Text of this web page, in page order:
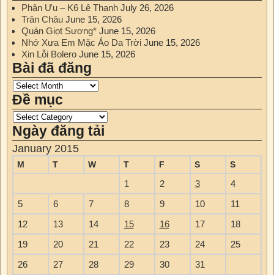
Phân Ưu – K6 Lê Thanh July 26, 2026
Trân Châu June 15, 2026
Quán Giọt Sương* June 15, 2026
Nhớ Xưa Em Mặc Áo Da Trời June 15, 2026
Xin Lỗi Bolero June 15, 2026
Bài đã đăng
Đề mục
Ngày đăng tải
January 2015
M T W T F S S
1 2 3
4
5
6 7 8 9 10
11
12
13 14 15 16 17
18
19
20 21 22 23 24
25
26
27 28 29 30 31